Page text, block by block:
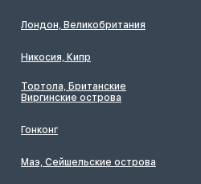
Лондон, Великобритания
Никосия, Кипр
Тортола, Британские
Виргинские острова
Гонконг
Маэ, Сейшельские острова